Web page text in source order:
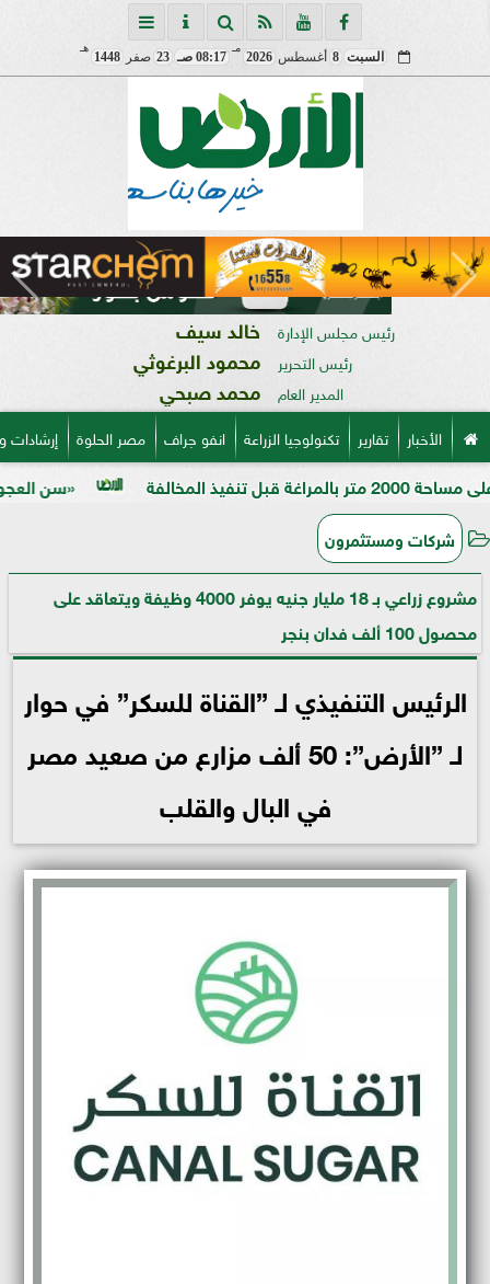
السبت 8 أغسطس 2026
مـ
08:17 صـ 23 صفر 1448
هـ
رئيس مجلس الإدارة خالد سيف
رئيس التحرير محمود البرغوثي
المدير العام محمد صبحي
الأخبار تقارير تكنولوجيا الزراعة انفو جراف مصر الحلوة
«سن العجوز» في الذرة
شركات ومستثمرون
مشروع زراعي بـ 18 مليار جنيه يوفر 4000 وظيفة ويتعاقد على
محصول 100 ألف فدان بنجر
الرئيس التنفيذي لـ ”القناة للسكر” في حوار
لـ ”الأرض”: 50 ألف مزارع من صعيد مصر
في البال والقلب